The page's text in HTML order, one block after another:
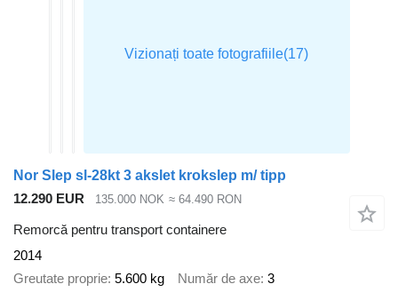
Nor Slep sl-28kt 3 akslet krokslep m/ tipp
12.290 EUR
135.000 NOK ≈ 64.490 RON
Remorcă pentru transport containere
2014
Greutate proprie 5.600 kg Număr de axe 3